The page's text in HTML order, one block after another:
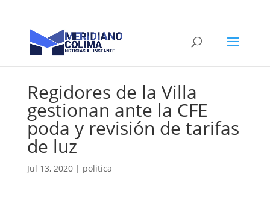
Regidores de la Villa
gestionan ante la CFE
poda y revisión de tarifas
de luz
Jul 13, 2020| politica